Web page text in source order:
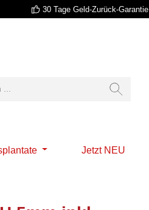
30 Tage Geld-Zurück-Garantie
Jetzt NEU